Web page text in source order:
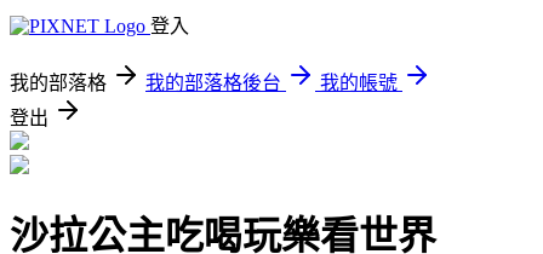
登入
我的部落格 我的部落格後台
我的帳號
登出
沙拉公主吃喝玩樂看世界